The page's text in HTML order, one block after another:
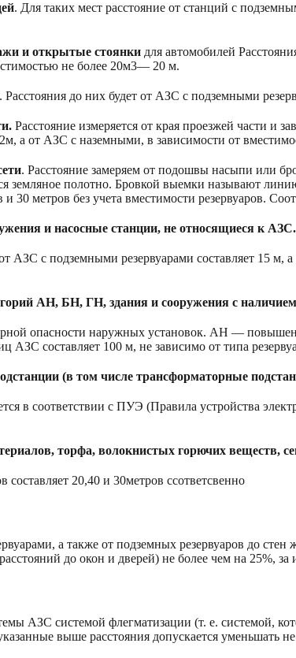
. Для таких мест расстояние от станций с
и открытые стоянки для автомобилей
не более 20м3— 20 м.
Расстояния до них будет от АЗС с подземными
Расстояние измеряется от края проезжей части и
а от АЗС с наземными, в зависимости от
. Расстояние замеряем от подошвы насыпи или
земляное полотно. Бровкой выемки называют
и 30 метров без учета вместимости резервуаров.
и насосные станции, не относящиеся к АЗС.
АЗС с подземными резервуарами составляет 15
АН, БН, ГН, здания и сооружения с
опасности наружных установок. АН —
АЗС составляет 100 м, не зависимо от типа
(в том числе трансформаторные
в соответствии с ПУЭ (Правила устройства
торфа, волокнистых горючих веществ,
20,40 и 30метров ссответсвенно
а также от подземных резервуаров до
до окон и дверей) не более чем на 25%,
АЗС системой флегматизации (т. е. системой,
выше расстояния допускается уменьшать